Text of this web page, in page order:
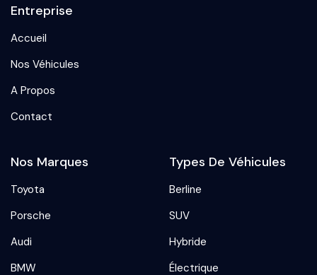
Entreprise
Accueil
Nos Véhicules
A Propos
Contact
Nos Marques
Toyota
Porsche
Audi
BMW
Types De Véhicules
Berline
SUV
Hybride
Électrique